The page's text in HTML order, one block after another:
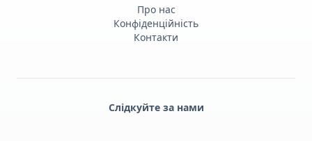
Про нас
Конфіденційність
Контакти
Слідкуйте за нами